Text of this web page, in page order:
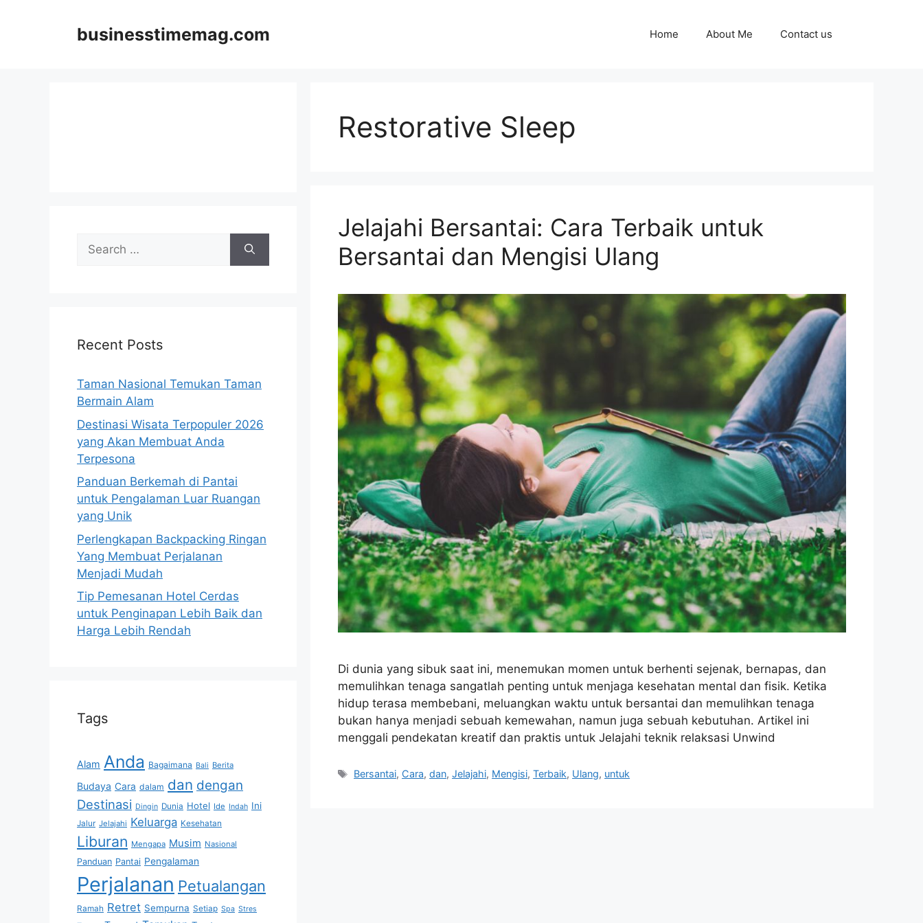
businesstimemag.com Home About Me Contact us
Restorative Sleep
Jelajahi Bersantai: Cara Terbaik untuk
Bersantai dan Mengisi Ulang
Di dunia yang sibuk saat ini, menemukan momen untuk berhenti sejenak, bernapas, dan
memulihkan tenaga sangatlah penting untuk menjaga kesehatan mental dan fisik. Ketika
hidup terasa membebani, meluangkan waktu untuk bersantai dan memulihkan tenaga
bukan hanya menjadi sebuah kemewahan, namun juga sebuah kebutuhan. Artikel ini
menggali pendekatan kreatif dan praktis untuk Jelajahi teknik relaksasi Unwind
Tags
Bersantai, Cara,dan,Jelajahi, Mengisi,Terbaik, Ulang, untuk
Search
for:
Recent Posts
Taman Nasional Temukan Taman
Bermain Alam
Destinasi Wisata Terpopuler 2026
yang Akan Membuat Anda
Terpesona
Panduan Berkemah di Pantai
untuk Pengalaman Luar Ruangan
yang Unik
Perlengkapan Backpacking Ringan
Yang Membuat Perjalanan
Menjadi Mudah
Tip Pemesanan Hotel Cerdas
untuk Penginapan Lebih Baik dan
Harga Lebih Rendah
Tags
Alam Anda Bagaimana Bali Berita
Budaya Cara dalam dan dengan
Destinasi Dingin Dunia Hotel Ide Indah Ini
Jalur Jelajahi Keluarga Kesehatan
Liburan Mengapa Musim Nasional
Panduan Pantai Pengalaman
Perjalanan Petualangan
Ramah Retret Sempurna Setiap Spa Stres